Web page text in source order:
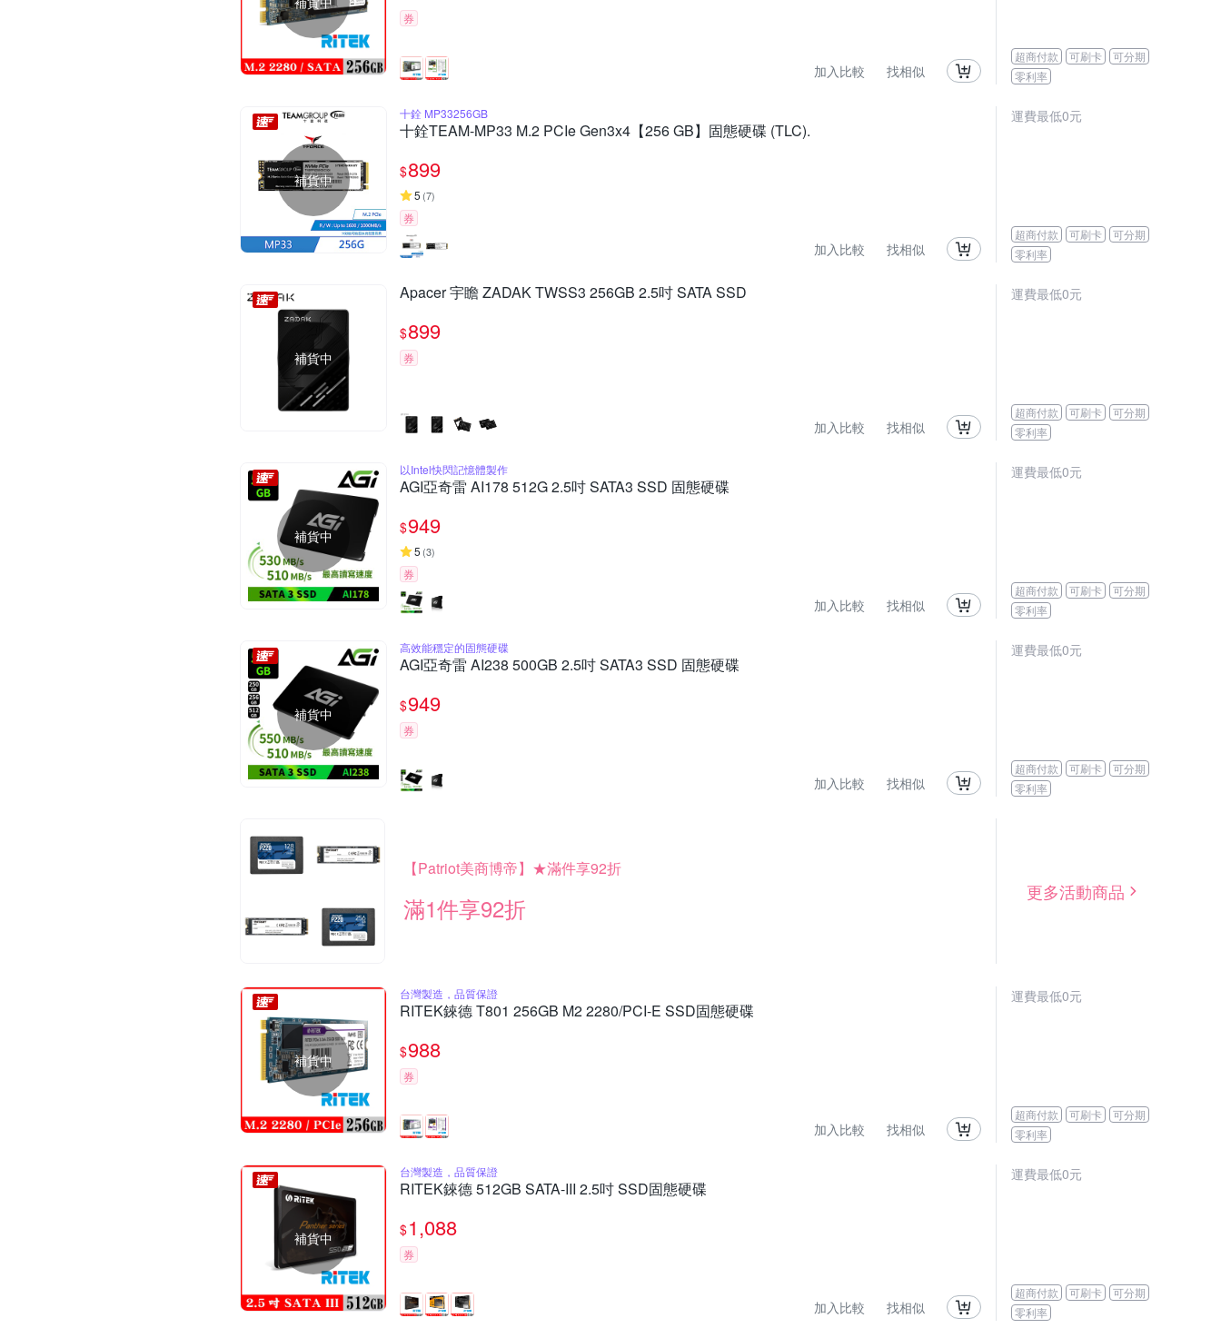
券
加入比較 找相似
超商付款 可刷卡
可分期
零利率
補貨中
十銓 MP33256GB
十銓TEAM-MP33 M.2 PCIe Gen3x4【256 GB】固態硬碟 (TLC).
$899
5 (7)
券
加入比較 找相似
運費最低0元
超商付款 可刷卡
可分期
零利率
補貨中
Apacer 宇瞻 ZADAK TWSS3 256GB 2.5吋 SATA SSD
$899
券
加入比較 找相似
運費最低0元
超商付款 可刷卡
可分期
零利率
補貨中
以Intel快閃記憶體製作
AGI亞奇雷 AI178 512G 2.5吋 SATA3 SSD 固態硬碟
$949
5 (3)
券
加入比較 找相似
運費最低0元
超商付款 可刷卡
可分期
零利率
補貨中
高效能穩定的固態硬碟
AGI亞奇雷 AI238 500GB 2.5吋 SATA3 SSD 固態硬碟
$949
券
加入比較 找相似
運費最低0元
超商付款 可刷卡
可分期
零利率
【Patriot美商博帝】★滿件享92折
滿1件享92折
更多活動商品
補貨中
台灣製造，品質保證
RITEK錸德 T801 256GB M2 2280/PCI-E SSD固態硬碟
$988
券
加入比較 找相似
運費最低0元
超商付款 可刷卡
可分期
零利率
補貨中
台灣製造，品質保證
RITEK錸德 512GB SATA-III 2.5吋 SSD固態硬碟
$1,088
券
加入比較 找相似
運費最低0元
超商付款 可刷卡
可分期
零利率